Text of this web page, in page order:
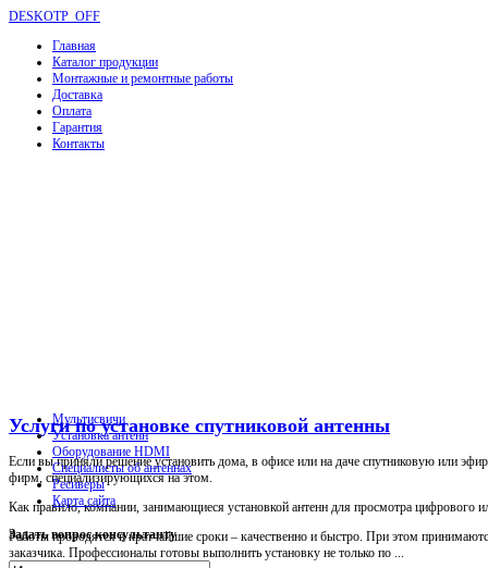
DESKOTP_OFF
Главная
Каталог продукции
Монтажные и ремонтные работы
Доставка
Оплата
Гарантия
Контакты
Услуги по установке спутниковой антенны
Если вы приняли решение установить дома, в офисе или на даче спутниковую или
фирм, специализирующихся на этом.
Как правило, компании, занимающиеся установкой антенн для просмотра цифрового
Работы проводятся в кратчайшие сроки – качественно и быстро. При этом
заказчика. Профессионалы готовы выполнить установку не только по ...
Мультисвичи
Установка антенн
Оборудование HDMI
Специалисты об антеннах
Ресиверы
Карта сайта
Задатьвопрос консультанту